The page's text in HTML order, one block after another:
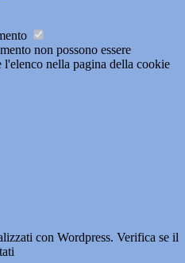
non possono essere
nella pagina della cookie
con Wordpress. Verifica se il